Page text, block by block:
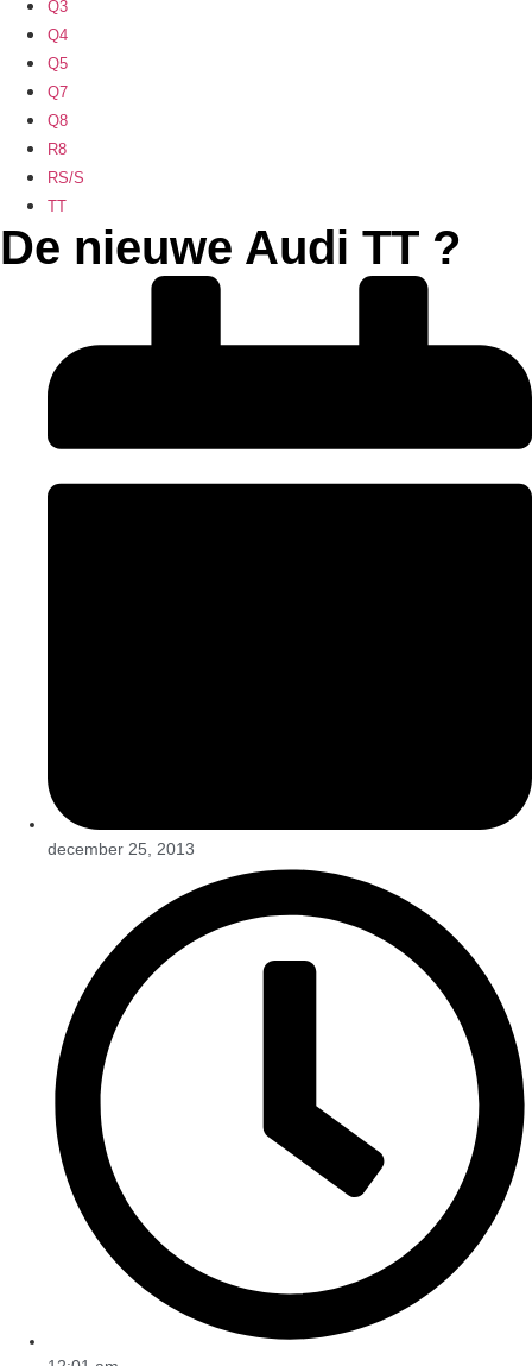
Q3
Q4
Q5
Q7
Q8
R8
RS/S
TT
De nieuwe Audi TT ?
december 25, 2013